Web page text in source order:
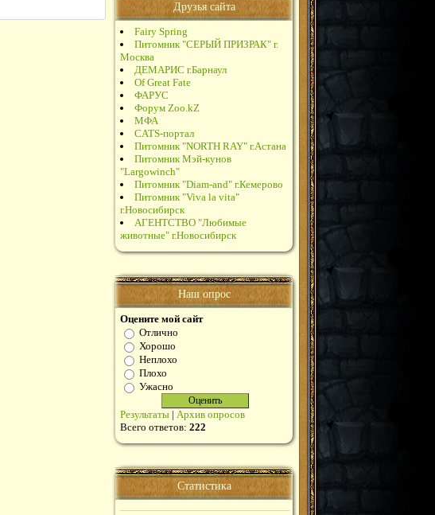
Друзья сайта
Fairy Spring
Питомник "СЕРЫЙ ПРИЗРАК" г.
Москва
ДЕМАРИС г.Барнаул
Of Great Fate
ФАРУС
Форум Zoo.kZ
МФА
CATS-портал
Питомник "NORTH RAY" г.Астана
Питомник Мэй-кунов
"Largowinch"
Питомник "Diam-and" г.Кемерово
Питомник "Viva la vita"
г.Новосибирск
АГЕНТСТВО "Любимые
животные" г.Новосибирск
Наш опрос
Оцените мой сайт
Отлично
Хорошо
Неплохо
Плохо
Ужасно
Результаты | Архив опросов
Всего ответов: 222
Статистика